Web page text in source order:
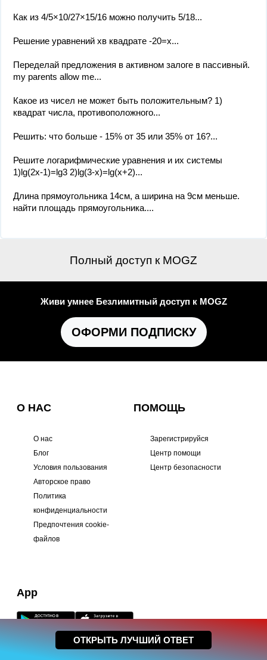
Как из 4/5×10/27×15/16 можно получить 5/18...
Решение уравнений хв квадрате -20=х...
Переделай предложения в активном залоге в пассивный.
my parents allow me...
Какое из чисел не может быть положительным? 1)
квадрат числа, противоположного...
Решить: что больше - 15% от 35 или 35% от 16?...
Решите логарифмические уравнения и их системы
1)lg(2x-1)=lg3 2)lg(3-x)=lg(x+2)...
Длина прямоугольника 14см, а ширина на 9см меньше.
найти площадь прямоугольника....
Полный доступ к MOGZ
Живи умнее Безлимитный доступ к MOGZ
ОФОРМИ ПОДПИСКУ
О НАС
О нас
Блог
Условия пользования
Авторское право
Политика
конфиденциальности
Предпочтения cookie-
файлов
ПОМОЩЬ
Зарегистрируйся
Центр помощи
Центр безопасности
App
ОТКРЫТЬ ЛУЧШИЙ ОТВЕТ